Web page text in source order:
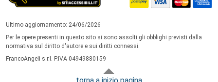
Ultimo aggiornamento: 24/06/2026
Per le opere presenti in questo sito si sono assolti gli obblighi previsti dalla
normativa sul diritto d'autore e sui diritti connessi.
FrancoAngeli s.r.l. P.IVA 04949880159